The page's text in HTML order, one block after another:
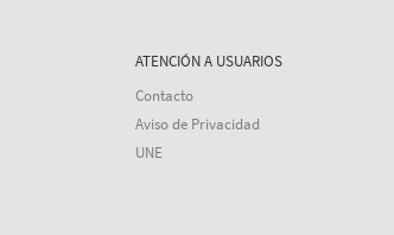
ATENCIÓN A USUARIOS
Contacto
Aviso de Privacidad
UNE